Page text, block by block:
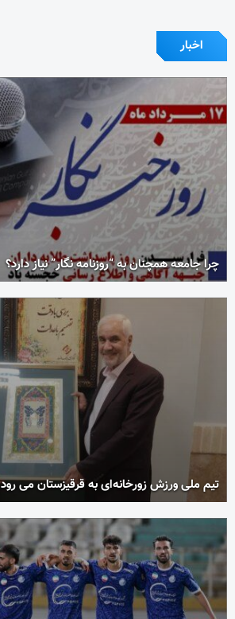
اخبار
چرا جامعه همچنان به “روزنامه نگار” نیاز دارد؟
تیم ملی ورزش زورخانه‌ای به قرقیزستان می رود